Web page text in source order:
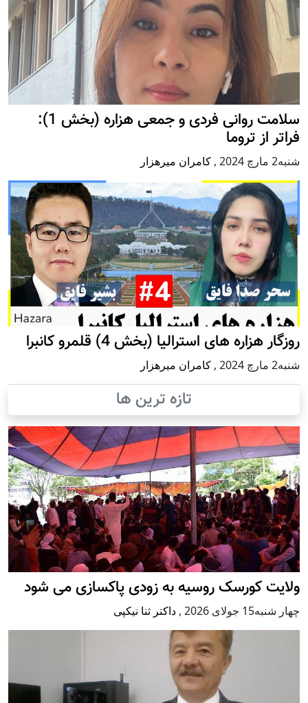
سلامت روانی فردی و جمعی هزاره (بخش 1):
فراتر از تروما
شنبه2 مارچ 2024 , کامران میرهزار
روزگار هزاره های استرالیا (بخش 4) قلمرو کانبرا
شنبه2 مارچ 2024 , کامران میرهزار
تازه ترین ها
ولایت کورسک روسیه به زودی پاکسازی می شود
چهار شنبه15 جولای 2026 , داکتر ثنا نیکپی